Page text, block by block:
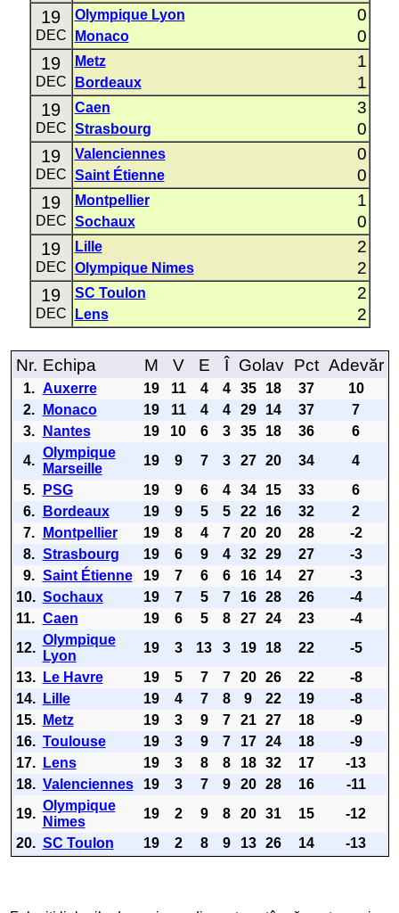
19
DEC
Olympique Lyon 0
Monaco 0
19
DEC
Metz 1
Bordeaux 1
19
DEC
Caen 3
Strasbourg 0
19
DEC
Valenciennes 0
Saint Étienne 0
19
DEC
Montpellier 1
Sochaux 0
19
DEC
Lille 2
Olympique Nimes 2
19
DEC
SC Toulon 2
Lens 2
Nr. Echipa M V E Î Golav Pct Adevăr
1. Auxerre 19 11 4 4 35 18 37
10
2.
Monaco 19 11 4 4 29 14 37
7
3.
Nantes 19 10 6 3 35 18 36
6
4.
Olympique
Marseille
19 9 7 3 27 20 34
4
5.
PSG 19 9 6 4 34 15 33
6
6.
Bordeaux 19 9 5 5 22 16 32
2
7.
Montpellier 19 8 4 7 20 20 28
-2
8. Strasbourg 19 6 9 4 32 29 27
-3
9. Saint Étienne 19 7 6 6 16 14 27
-3
10. Sochaux 19 7 5 7 16 28 26
-4
11. Caen 19 6 5 8 27 24 23
-4
12.
Olympique
Lyon
19 3 13 3 19 18 22
-5
13.
Le Havre 19 5 7 7 20 26 22
-8
14.
Lille 19 4 7 8 9 22 19
-8
15.
Metz 19 3 9 7 21 27 18
-9
16. Toulouse 19 3 9 7 17 24 18
-9
17.
Lens 19 3 8 8 18 32 17
-13
18. Valenciennes 19 3 7 9 20 28 16
-11
19.
Olympique
Nimes
19 2 9 8 20 31 15
-12
20. SC Toulon 19 2 8 9 13 26 14 -13